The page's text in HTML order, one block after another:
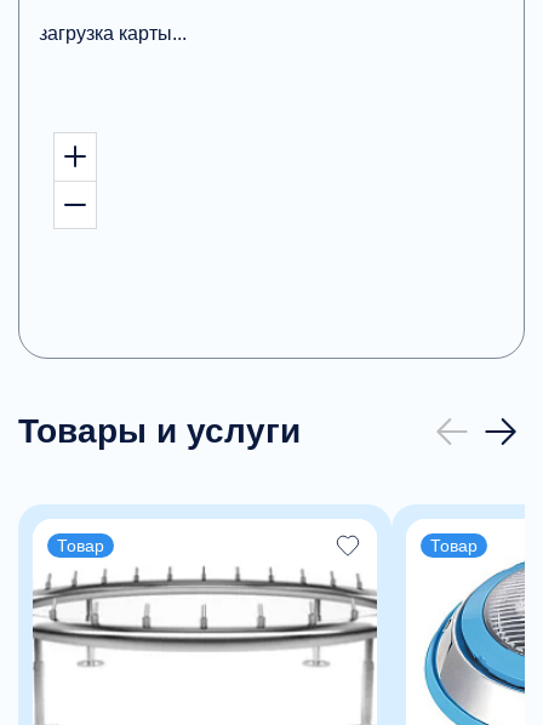
загрузка карты...
Товары и услуги
Товар Товар